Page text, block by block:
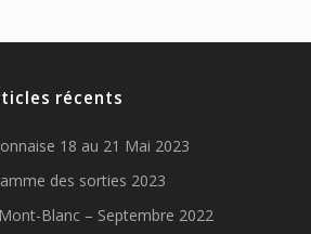
récents
18 au 21 Mai 2023
des sorties 2023
Blanc – Septembre 2022